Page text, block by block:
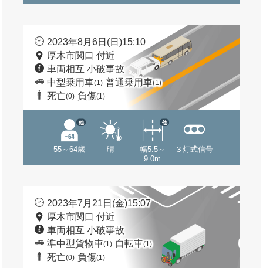
2023年8月6日(日)15:10
厚木市関口 付近
車両相互 小破事故
中型乗用車(1) 普通乗用車(1)
死亡(0) 負傷(1)
55～64歳
他
晴
幅5.5～
9.0m
他
３灯式信号
2023年7月21日(金)15:07
厚木市関口 付近
車両相互 小破事故
準中型貨物車(1) 自転車(1)
死亡(0) 負傷(1)